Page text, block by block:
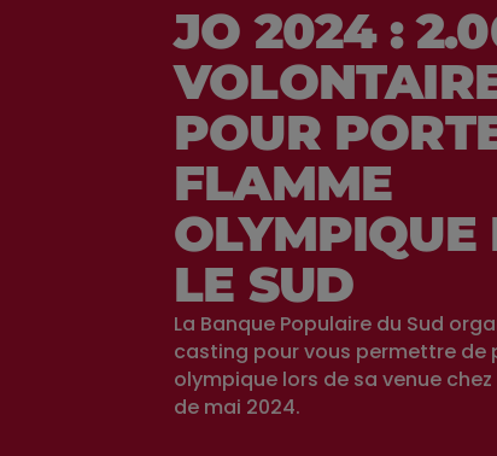
JO 2024 :
POUR
FLAMME
OLYMPIQUE
LE SUD
La Banque Populaire du Sud
casting pour vous permettre de
olympique lors de sa venue
de mai 2024.